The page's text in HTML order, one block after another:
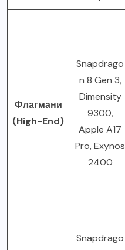
Флагмани
(High-End)
Snapdrago
n 8 Gen 3,
Dimensity
9300,
Apple A17
Pro, Exynos
2400
Snapdrago